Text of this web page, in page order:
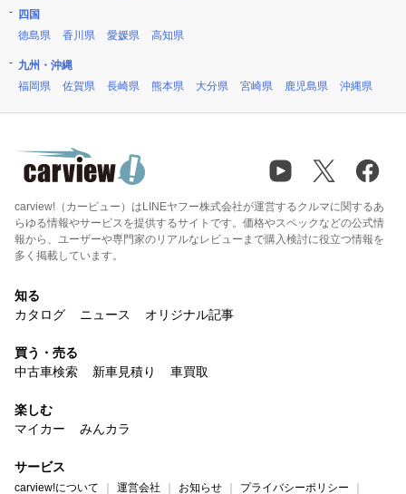
四国
徳島県
香川県 愛媛県 高知県
九州・沖縄
福岡県
佐賀県 長崎県 熊本県 大分県 宮崎県 鹿児島県 沖縄県
carview!（カービュー）はLINEヤフー株式会社が運営するクルマに関するあ
らゆる情報やサービスを提供するサイトです。価格やスペックなどの公式情
報から、ユーザーや専門家のリアルなレビューまで購入検討に役立つ情報を
多く掲載しています。
知る
カタログ
ニュース オリジナル記事
買う・売る
中古車検索
新車見積り 車買取
楽しむ
マイカー
みんカラ
サービス
carview!について 運営会社 お知らせ プライバシーポリシー